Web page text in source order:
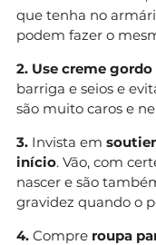
que tenha no
podem fazer o
2. Use creme
barriga e seios e
são muito caros e
3. Invista em
início. Vão, com
nascer e são
gravidez quando o
4. Compre roupa